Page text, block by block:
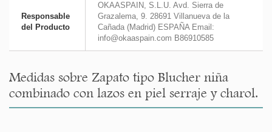
Responsable
del Producto
OKAASPAIN, S.L.U. Avd. Sierra de
Grazalema, 9. 28691 Villanueva de la
Cañada (Madrid) ESPAÑA Email:
info@okaaspain.com B86910585
Medidas sobre Zapato tipo Blucher niña
combinado con lazos en piel serraje y charol.